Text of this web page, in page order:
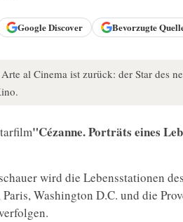
GoogleDiscover Bevorzugte
al Cinema ist zurück: der Star des
"Cézanne. Porträts eines
wird die Lebensstationen
Washington D.C. und die